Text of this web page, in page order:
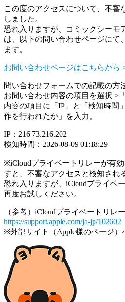
この度のアクセスについて、不審
しました。
恐れ入りますが、コミックシーモ
は、以下の問い合わせページにて
ます。
お問い合わせページはこちらから
問い合わせフォームでの記載の方
お問い合わせ内容の項目を選択 >
内容の項目に「IP」と「検知時間
作を行われたか」を入力。
IP：216.73.216.202
検知時間：2026-08-09 01:18:29
※iCloudプライベートリレーが有
すと、不審なアクセスと検知され
恐れ入りますが、iCloudプライベ
再度お試しください。
（参考）iCloudプライベートリレ
https://support.apple.com/ja-jp/102602
※外部サイト（Apple様のページ）